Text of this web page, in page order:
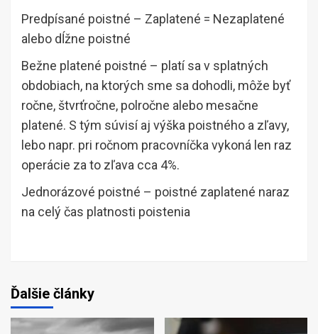
Predpísané poistné – Zaplatené = Nezaplatené
alebo dĺžne poistné
Bežne platené poistné – platí sa v splatných
obdobiach, na ktorých sme sa dohodli, môže byť
ročne, štvrťročne, polročne alebo mesačne
platené. S tým súvisí aj výška poistného a zľavy,
lebo napr. pri ročnom pracovníčka vykoná len raz
operácie za to zľava cca 4%.
Jednorázové poistné – poistné zaplatené naraz
na celý čas platnosti poistenia
Ďalšie články